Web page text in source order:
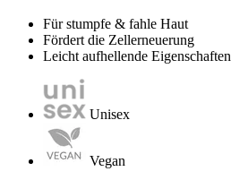
Für stumpfe & fahle Haut
Fördert die Zellerneuerung
Leicht aufhellende Eigenschaften
Unisex
Vegan